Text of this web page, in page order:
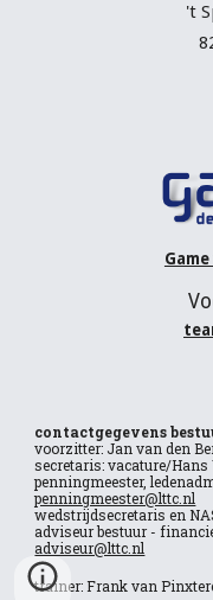
't
Game
V
contactgegevens
voorzitter: Jan van den
secretaris: vacature/
penningmeester,
penningmeester@lttc.nl
wedstrijdsecretaris en
adviseur bestuur -
adviseur@lttc.nl
trainer: Frank van